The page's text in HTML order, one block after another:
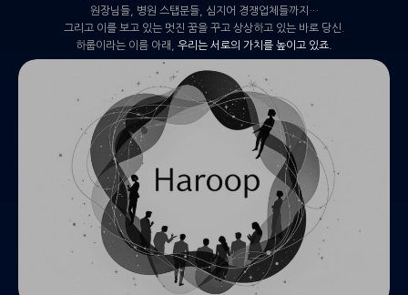
원장님들, 병원 스탭분들, 심지어 경쟁업체들까지…
그리고 이를 보고 있는 멋진 꿈을 꾸고 상상하고 있는 바로 당신.
하룹이라는 이름 아래, 우리는 서로의 가치를 높이고 있죠.